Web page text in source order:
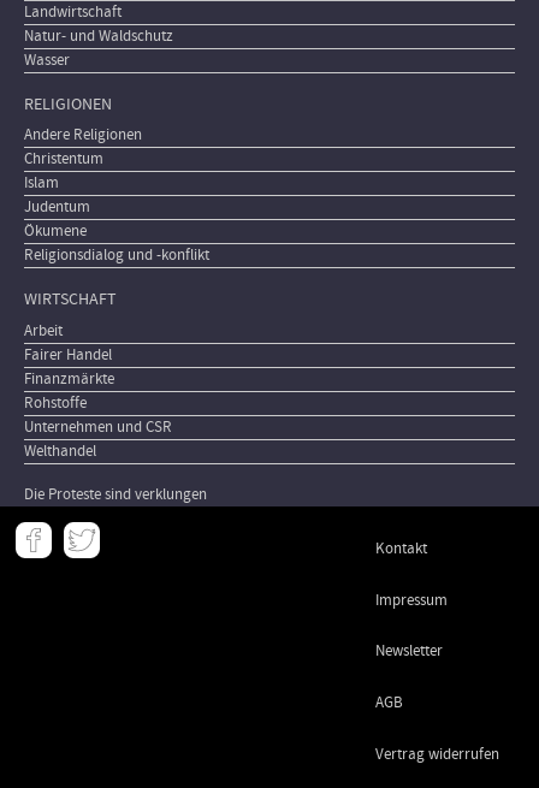
Landwirtschaft
Natur- und Waldschutz
Wasser
RELIGIONEN
Andere Religionen
Christentum
Islam
Judentum
Ökumene
Religionsdialog und -konflikt
WIRTSCHAFT
Arbeit
Fairer Handel
Finanzmärkte
Rohstoffe
Unternehmen und CSR
Welthandel
Die Proteste sind verklungen
Meta
- Kontakt
Impressum
Newsletter
AGB
Vertrag widerrufen